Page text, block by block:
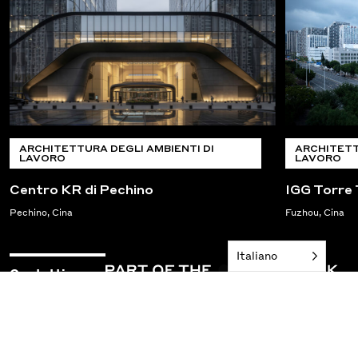
ARCHITETTURA DEGLI AMBIENTI DI
LAVORO
Centro KR di Pechino
Pechino, Cina
LAVORO
IGG Torre
Fuzhou, Cina
Contatti
Italiano